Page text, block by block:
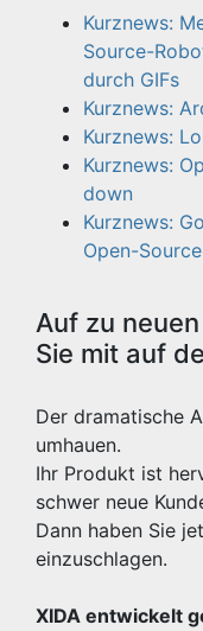
Kurznews:
Source-
durch GIFs
Kurznews:
Kurznews:
Kurznews:
down
Kurznews:
Open-
Auf zu
Sie mit auf
Der dramatische
umhauen.
Ihr Produkt ist
schwer neue
Dann haben Sie
einzuschlagen.
XIDA entwickelt